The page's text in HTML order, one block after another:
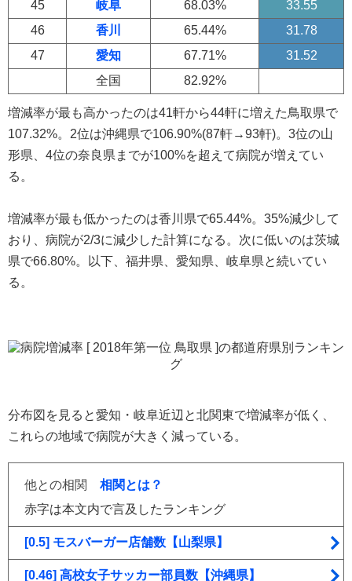
45 岐阜 68.03%
33.55
46
香川 65.44%
31.78
47
愛知 67.71%
31.52
全国
82.92%
増減率が最も高かったのは41軒から44軒に増えた鳥取県で
107.32%。2位は沖縄県で106.90%(87軒→93軒)。3位の山
形県、4位の奈良県までが100%を超えて病院が増えてい
る。
増減率が最も低かったのは香川県で65.44%。35%減少して
おり、病院が2/3に減少した計算になる。次に低いのは茨城
県で66.80%。以下、福井県、愛知県、岐阜県と続いてい
る。
分布図を見ると愛知・岐阜近辺と北関東で増減率が低く、
これらの地域で病院が大きく減っている。
他との相関 相関とは？
赤字は本文内で言及したランキング
[0.5] モスバーガー店舗数【山梨県】
[0.46] 高校女子サッカー部員数【沖縄県】